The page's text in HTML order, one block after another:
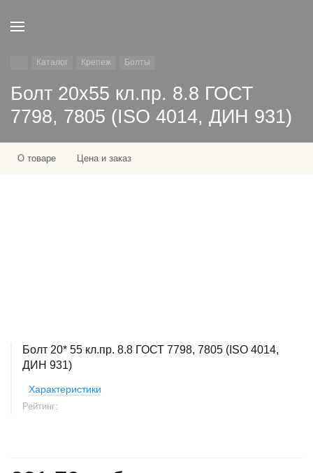
Каталог Крепеж Болты
Болт 20х55 кл.пр. 8.8 ГОСТ
7798, 7805 (ISO 4014, ДИН 931)
О товаре Цена и заказ
Болт 20* 55 кл.пр. 8.8 ГОСТ 7798, 7805 (ISO 4014,
ДИН 931)
Характеристики
Рейтинг: